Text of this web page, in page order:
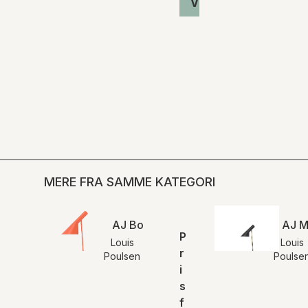
Vis produkt
MERE FRA SAMME KATEGORI
AJ Bord | Louis Poulsen
Louis
Poulsen
P
r
i
s
f
AJ
Louis